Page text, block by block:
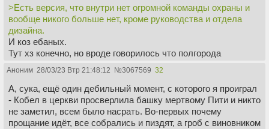
чтобы за кабинетом наблюдал кто-то вне этой комнаты.
Если старый охранник типа уволился, то где новый? Или
Милчек один за все теперь отдувается? Почему он сам
бегает один по коридорам, а не вызвал секьюрити, которые
бы быстро выломали дверь? В огромной корпорации их нет,
Есть версия, что внутри нет огромной команды охраны и
вообще никого больше нет, кроме руководства и отдела
дизайна. Также лично у меня подозрение, что следят
возможно не за работниками, а за руководством тоже.
>7. Что за козы нахер? Картины? Нахуя это все было?
>Есть версия, что внутри нет огромной команды охраны и
вообще никого больше нет, кроме руководства и отдела
дизайна.
И коз ебаных.
Тут хз конечно, но вроде говорилось что полгорода
>Также лично у меня подозрение, что следят возможно не
за работниками, а за руководством тоже.
Ну это ясен пень, хотя странно, что тупые выходки Кобел в
корпорации отследили не сразу. И что не накрыли врачиху
Аноним 28/03/23 Втр 21:48:12 №3067569 32
А, сука, ещё один дебильный момент, с которого я проиграл
- Кобел в церкви просверлила башку мертвому Пити и никто
не заметил, всем было насрать. Во-первых почему
прощание идёт, все собрались и пиздят, а гроб с виновником